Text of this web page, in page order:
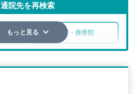
通院先を再検索
整骨院・接骨院
もっと見る